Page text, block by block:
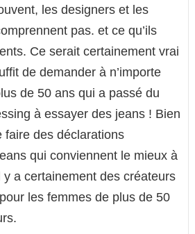
les designers et les
pas. et ce qu’ils
Ce serait certainement vrai
de demander à n’importe
de 50 ans qui a passé du
à essayer des jeans ! Bien
faire des déclarations
qui conviennent le mieux à
a certainement des créateurs
les femmes de plus de 50